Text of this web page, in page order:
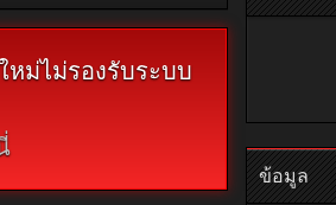
ม่ไม่รองรับระบบ
ข้อมูล